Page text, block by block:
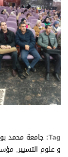
Tag: جامعة محمد
و علوم التسيير,